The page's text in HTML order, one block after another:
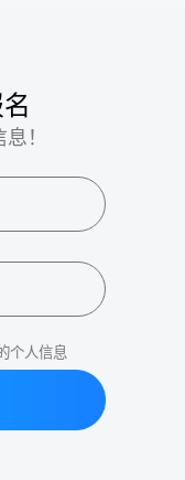
！
个人信息